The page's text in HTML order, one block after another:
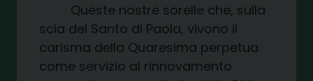
Queste nostre sorelle che, sulla
scia del Santo di Paola, vivono il
carisma della Quaresima perpetua
come servizio al rinnovamento